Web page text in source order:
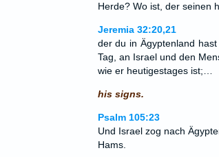
Herde? Wo ist, der seinen
Jeremia 32:20,21
der du in Ägyptenland
Tag, an Israel und den
wie er heutigestages ist;…
his signs.
Psalm 105:23
Und Israel zog nach
Hams.